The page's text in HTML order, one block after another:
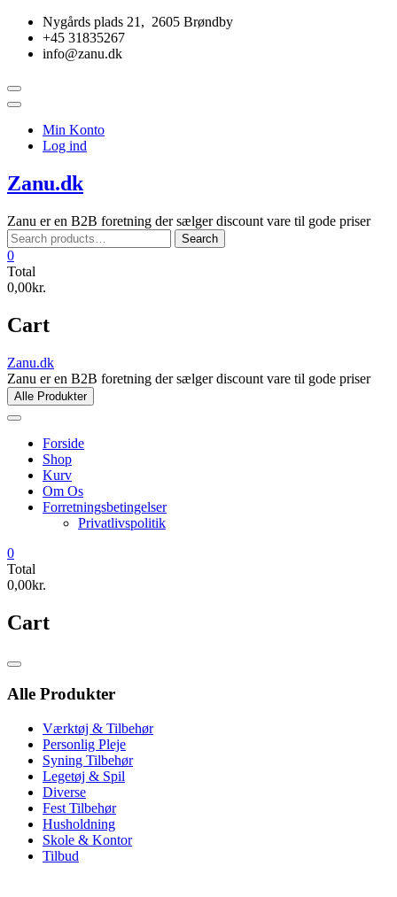
Skip
content
Nygårds plads 21, 2605 Brøndby
+45 31835267
info@zanu.dk
Topbar
Menu
Min Konto
Log ind
Zanu.dk
Zanu er en B2B foretning der sælger discount vare til gode priser
Search
for:
Search
0
Total
0,00kr.
Cart
Zanu.dk
Zanu er en B2B foretning der sælger discount vare til gode priser
Alle Produkter
Forside
Shop
Kurv
Om Os
Forretningsbetingelser
Privatlivspolitik
0
Total
0,00kr.
Cart
Catalog
Alle Produkter
Værktøj & Tilbehør
Personlig Pleje
Syning Tilbehør
Legetøj & Spil
Diverse
Fest Tilbehør
Husholdning
Skole & Kontor
Tilbud